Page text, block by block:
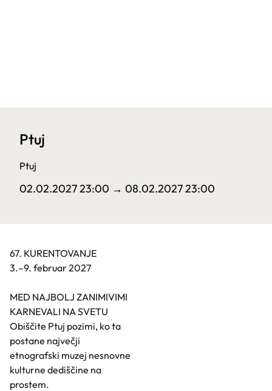
Ptuj
Ptuj
02.02.2027 23:00 → 08.02.2027 23:00
67. KURENTOVANJE
3.–9. februar 2027
MED NAJBOLJ ZANIMIVIMI
KARNEVALI NA SVETU
Obiščite Ptuj pozimi, ko ta
postane največji
etnografski muzej nesnovne
kulturne dediščine na
prostem.